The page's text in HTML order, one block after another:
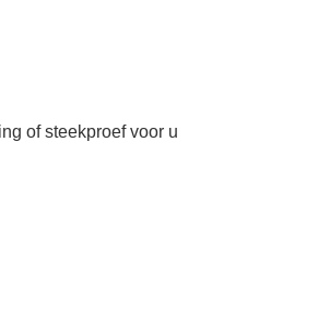
of steekproef voor u